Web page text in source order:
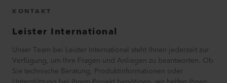
KONTAKT
Leister International
Unser Team bei Leister International steht Ihnen jederzeit zur
Verfügung, um Ihre Fragen und Anliegen zu beantworten. Ob
Sie technische Beratung, Produktinformationen oder